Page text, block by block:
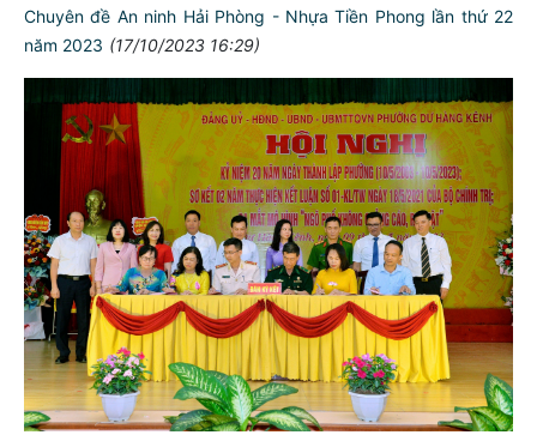
Chuyên đề An ninh Hải Phòng - Nhựa Tiền Phong lần thứ 22
năm 2023 (17/10/2023 16:29)